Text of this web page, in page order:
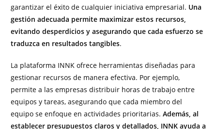
garantizar el éxito de cualquier iniciativa empresarial. Una
gestión adecuada permite maximizar estos recursos,
evitando desperdicios y asegurando que cada esfuerzo se
traduzca en resultados tangibles.
La plataforma INNK ofrece herramientas diseñadas para
gestionar recursos de manera efectiva. Por ejemplo,
permite a las empresas distribuir horas de trabajo entre
equipos y tareas, asegurando que cada miembro del
equipo se enfoque en actividades prioritarias.Además, al
establecer presupuestos claros y detallados, INNK ayuda a